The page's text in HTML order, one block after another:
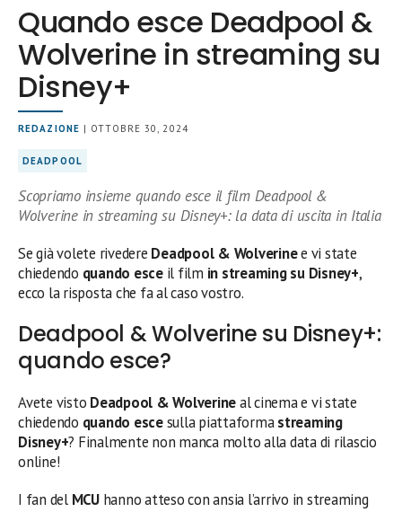
Quando esce Deadpool &
Wolverine in streaming su
Disney+
REDAZIONE | OTTOBRE 30, 2024
DEADPOOL
Scopriamo insieme quando esce il film Deadpool &
Wolverine in streaming su Disney+: la data di uscita in Italia
Se già volete rivedere Deadpool & Wolverinee vi state
chiedendo quando esceil film in streaming su Disney+,
ecco la risposta che fa al caso vostro.
Deadpool & Wolverine su Disney+:
quando esce?
Avete visto Deadpool & Wolverineal cinema e vi state
chiedendo quando escesulla piattaformastreaming
Disney+? Finalmente non manca molto alla data di rilascio
online!
I fan del MCUhanno atteso con ansia l’arrivo in streaming